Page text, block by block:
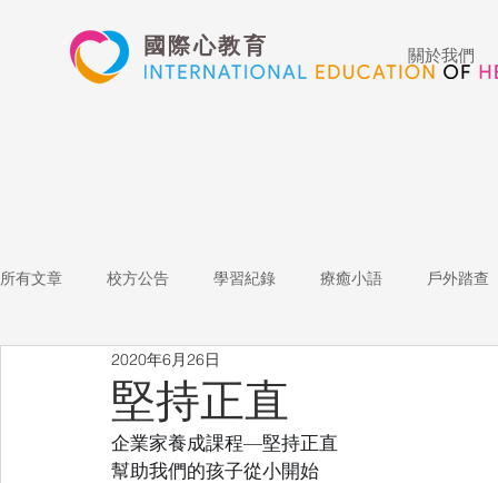
國際心教育 關於我們
所有文章 校方公告 學習紀錄 療癒小語 戶外踏查
表演藝術
心文藝競賽 國際教育 Star of the Week
堅持正直
2020年6月26日
企業家養成課程—堅持正直
幫助我們的孩子從小開始